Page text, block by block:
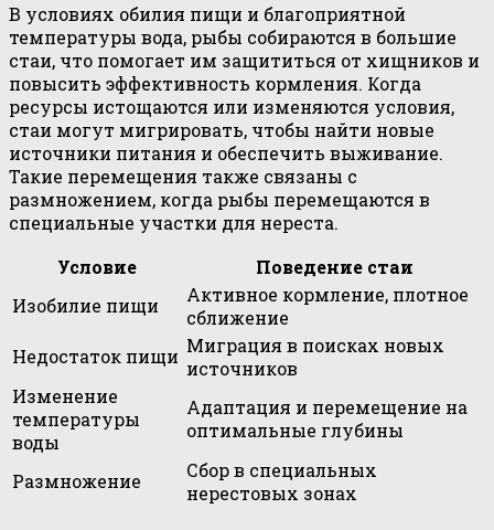
В условиях обилия пищи и благоприятной
температуры вода, рыбы собираются в большие
стаи, что помогает им защититься от хищников и
повысить эффективность кормления. Когда
ресурсы истощаются или изменяются условия,
стаи могут мигрировать, чтобы найти новые
источники питания и обеспечить выживание.
Такие перемещения также связаны с
размножением, когда рыбы перемещаются в
специальные участки для нереста.
Условие
Поведение стаи
Изобилие пищи
Активное кормление, плотное
сближение
Недостаток пищи Миграция в поисках новых
источников
Изменение
температуры
воды
Адаптация и перемещение на
оптимальные глубины
Размножение
Сбор в специальных
нерестовых зонах